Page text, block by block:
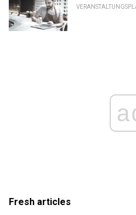
Fresh articles